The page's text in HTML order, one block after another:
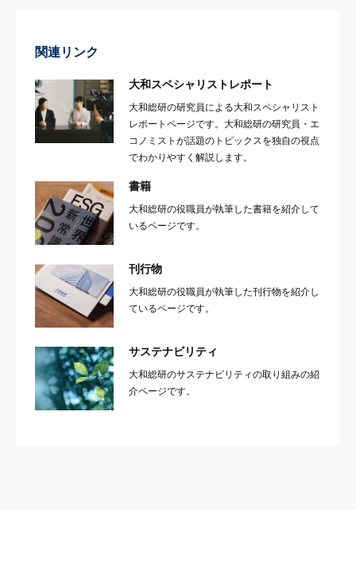
関連リンク
大和スペシャリストレポート
大和総研の研究員による大和スペシャリスト
レポートページです。大和総研の研究員・エ
コノミストが話題のトピックスを独自の視点
でわかりやすく解説します。
書籍
大和総研の役職員が執筆した書籍を紹介して
いるページです。
刊行物
大和総研の役職員が執筆した刊行物を紹介し
ているページです。
サステナビリティ
大和総研のサステナビリティの取り組みの紹
介ページです。